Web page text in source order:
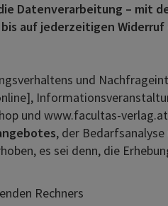
Datenverarbeitung – mit
auf jederzeitigen
und
und www.facultas-
, der
es sei denn, die
Rechners